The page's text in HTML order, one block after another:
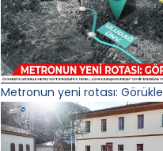
Metronun yeni rotası: Görükle